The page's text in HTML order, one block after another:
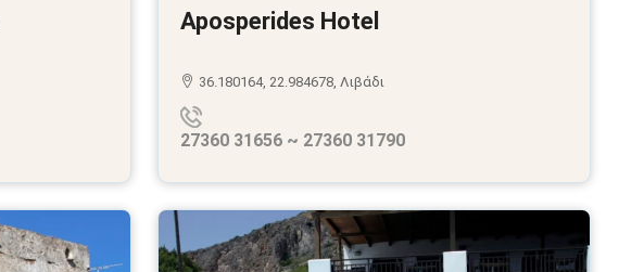
Aposperides Hotel
36.180164, 22.984678, Λιβάδι
27360 31656 ~ 27360 31790